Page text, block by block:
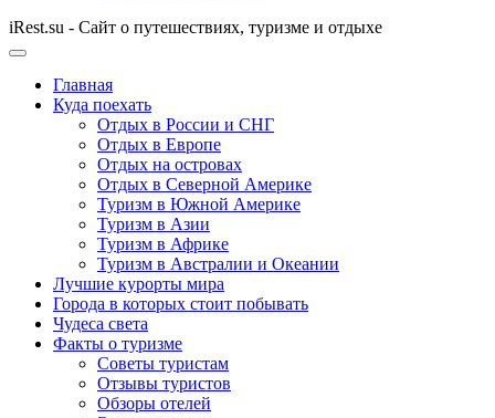
iRest.su - Сайт о путешествиях, туризме и отдыхе
Главная
Куда поехать
Отдых в России и СНГ
Отдых в Европе
Отдых на островах
Отдых в Северной Америке
Туризм в Южной Америке
Туризм в Азии
Туризм в Африке
Туризм в Австралии и Океании
Лучшие курорты мира
Города в которых стоит побывать
Чудеса света
Факты о туризме
Советы туристам
Отзывы туристов
Обзоры отелей